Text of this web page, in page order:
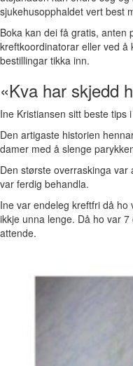
sjukehusopphaldet vert best
Boka kan dei få gratis, anten
kreftkoordinatorar eller ved å
bestillingar tikka inn.
«Kva har skjedd
Ine Kristiansen sitt beste tips
Den artigaste historien
damer med å slenge
Den største overraskinga
var ferdig behandla.
Ine var endeleg kreftfri då
ikkje unna lenge. Då ho var
attende.